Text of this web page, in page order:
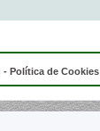
- Política de Cookies